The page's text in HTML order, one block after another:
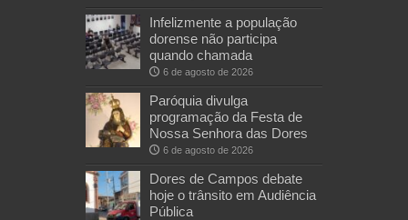
Infelizmente a população
dorense não participa
quando chamada
6 de agosto de 2026
Paróquia divulga
programação da Festa de
Nossa Senhora das Dores
6 de agosto de 2026
Dores de Campos debate
hoje o trânsito em Audiência
Pública